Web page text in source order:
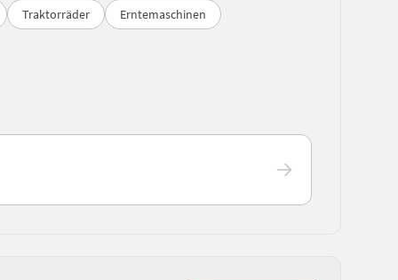
Traktorräder Erntemaschinen